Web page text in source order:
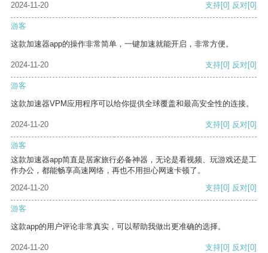
2024-11-20 支持[0] 反对[0]
游客
这款加速器app的操作非常简单，一键加速就能开启，非常方便。
2024-11-20 支持[0] 反对[0]
游客
这款加速器VPM应用程序可以给你提供全球覆盖和最高安全性的连接。
2024-11-20 支持[0] 反对[0]
游客
这款加速器app简直是居家旅行必备神器，无论是看视频、玩游戏还是工
作办公，都能畅享高速网络，再也不用担心网速卡顿了。
2024-11-20
支持[0] 反对[0]
游客
这款app的用户评论非常真实，可以帮助我做出更准确的选择。
2024-11-20 支持[0] 反对[0]